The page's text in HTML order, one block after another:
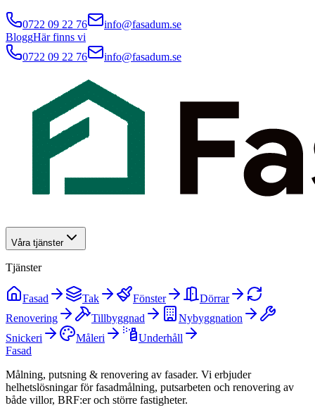
0722 09 22 76
info@fasadum.se
BloggHär finns vi
0722 09 22 76
info@fasadum.se
Våra tjänster
Tjänster
Fasad Tak Fönster
Dörrar
Renovering
Tillbyggnad
Nybyggnation
Snickeri
Måleri
Underhåll
Fasad
Målning, putsning & renovering av fasader. Vi erbjuder
helhetslösningar för fasadmålning, putsarbeten och renovering av
både villor, BRF:er och större fastigheter.